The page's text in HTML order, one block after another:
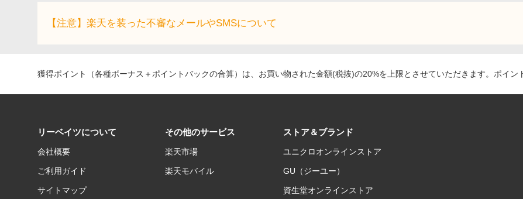
【注意】楽天を装った不審なメールやSMSについて
獲得ポイント（各種ボーナス＋ポイントバックの合算）は、お買い物された金額(税抜)の20%を上限とさせていただきます。ポイン
リーベイツについて
会社概要
ご利用ガイド
サイトマップ
その他のサービス
楽天市場
楽天モバイル
ストア＆ブランド
ユニクロオンラインストア
GU（ジーユー）
資生堂オンラインストア